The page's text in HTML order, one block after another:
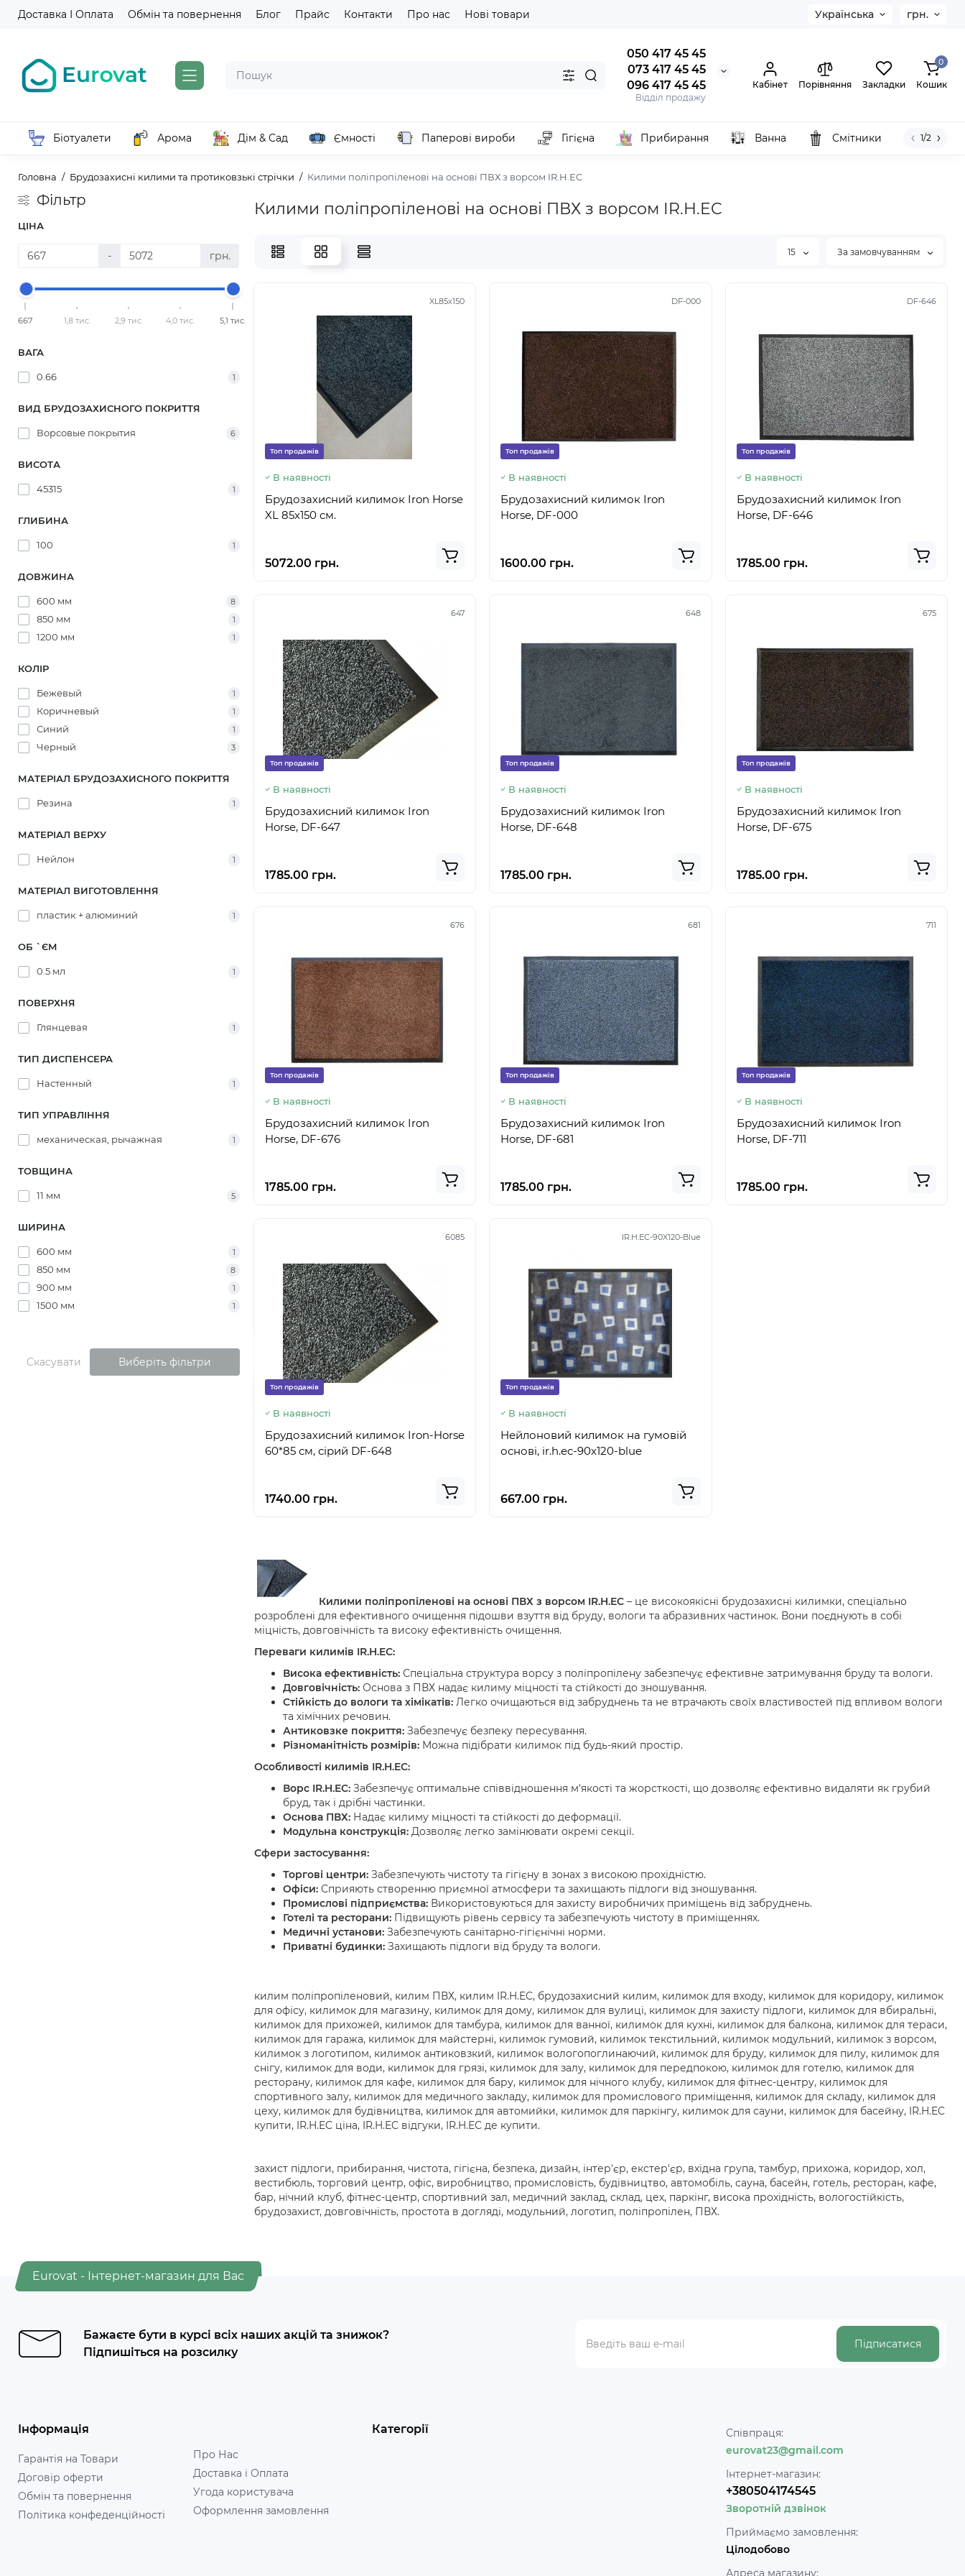
Доставка І Оплата Обмін та повернення Блог Прайс Контакти Про нас Нові товари Українська грн.
050 417 45 45
073 417 45 45
096 417 45 45
Відділ продажу
Кабінет Порівняння Закладки
0
Кошик
Біотуалети Арома Дім & Сад Ємності Паперові вироби Гігієна Прибирання Ванна Смітники 1/2
Головна Брудозахисні килими та протиковзькі стрічки Килими поліпропіленові на основі ПВХ з ворсом IR.H.EC
Фільтр
ЦІНА
- грн.
667 1,8 тис. 2,9 тис. 4,0 тис. 5,1 тис.
ВАГА
0.66 1
ВИД БРУДОЗАХИСНОГО ПОКРИТТЯ
Ворсовые покрытия 6
ВИСОТА
45315 1
ГЛИБИНА
100 1
ДОВЖИНА
600 мм 8
850 мм 1
1200 мм 1
КОЛІР
Бежевый 1
Коричневый 1
Синий 1
Черный 3
МАТЕРІАЛ БРУДОЗАХИСНОГО ПОКРИТТЯ
Резина 1
МАТЕРІАЛ ВЕРХУ
Нейлон 1
МАТЕРІАЛ ВИГОТОВЛЕННЯ
пластик + алюминий 1
ОБ `ЄМ
0.5 мл 1
ПОВЕРХНЯ
Глянцевая 1
ТИП ДИСПЕНСЕРА
Настенный 1
ТИП УПРАВЛІННЯ
механическая, рычажная 1
ТОВЩИНА
11 мм 5
ШИРИНА
600 мм 1
850 мм 8
900 мм 1
1500 мм 1
Скасувати Виберіть фільтри
Килими поліпропіленові на основі ПВХ з ворсом IR.H.EC
15 За замовчуванням
XL85x150
Топ продажів
В наявності
Брудозахисний килимок Iron Horse
XL 85x150 см.
5072.00 грн.
DF-000
Топ продажів
В наявності
Брудозахисний килимок Iron
Horse, DF-000
1600.00 грн.
DF-646
Топ продажів
В наявності
Брудозахисний килимок Iron
Horse, DF-646
1785.00 грн.
647
Топ продажів
В наявності
Брудозахисний килимок Iron
Horse, DF-647
1785.00 грн.
648
Топ продажів
В наявності
Брудозахисний килимок Iron
Horse, DF-648
1785.00 грн.
675
Топ продажів
В наявності
Брудозахисний килимок Iron
Horse, DF-675
1785.00 грн.
676
Топ продажів
В наявності
Брудозахисний килимок Iron
Horse, DF-676
1785.00 грн.
681
Топ продажів
В наявності
Брудозахисний килимок Iron
Horse, DF-681
1785.00 грн.
711
Топ продажів
В наявності
Брудозахисний килимок Iron
Horse, DF-711
1785.00 грн.
6085
Топ продажів
В наявності
Брудозахисний килимок Iron-Horse
60*85 см, сірий DF-648
1740.00 грн.
IR.H.EC-90X120-Blue
Топ продажів
В наявності
Нейлоновий килимок на гумовій
основі, ir.h.ec-90x120-blue
667.00 грн.
Килими поліпропіленові на основі ПВХ з ворсом IR.H.EC– це високоякісні брудозахисні килимки, спеціально
розроблені для ефективного очищення підошви взуття від бруду, вологи та абразивних частинок. Вони поєднують в собі
міцність, довговічність та високу ефективність очищення.
Переваги килимів IR.H.EC:
Висока ефективність:Спеціальна структура ворсу з поліпропілену забезпечує ефективне затримування бруду та вологи.
Довговічність:Основа з ПВХ надає килиму міцності та стійкості до зношування.
Стійкість до вологи та хімікатів:Легко очищаються від забруднень та не втрачають своїх властивостей під впливом вологи
та хімічних речовин.
Антиковзке покриття:Забезпечує безпеку пересування.
Різноманітність розмірів:Можна підібрати килимок під будь-який простір.
Особливості килимів IR.H.EC:
Ворс IR.H.EC:Забезпечує оптимальне співвідношення м'якості та жорсткості, що дозволяє ефективно видаляти як грубий
бруд, так і дрібні частинки.
Основа ПВХ:Надає килиму міцності та стійкості до деформації.
Модульна конструкція:Дозволяє легко замінювати окремі секції.
Сфери застосування:
Торгові центри:Забезпечують чистоту та гігієну в зонах з високою прохідністю.
Офіси:Сприяють створенню приємної атмосфери та захищають підлоги від зношування.
Промислові підприємства:Використовуються для захисту виробничих приміщень від забруднень.
Готелі та ресторани:Підвищують рівень сервісу та забезпечують чистоту в приміщеннях.
Медичні установи:Забезпечують санітарно-гігієнічні норми.
Приватні будинки:Захищають підлоги від бруду та вологи.
килим поліпропіленовий, килим ПВХ, килим IR.H.EC, брудозахисний килим, килимок для входу, килимок для коридору, килимок
для офісу, килимок для магазину, килимок для дому, килимок для вулиці, килимок для захисту підлоги, килимок для вбиральні,
килимок для прихожей, килимок для тамбура, килимок для ванної, килимок для кухні, килимок для балкона, килимок для тераси,
килимок для гаража, килимок для майстерні, килимок гумовий, килимок текстильний, килимок модульний, килимок з ворсом,
килимок з логотипом, килимок антиковзкий, килимок вологопоглинаючий, килимок для бруду, килимок для пилу, килимок для
снігу, килимок для води, килимок для грязі, килимок для залу, килимок для передпокою, килимок для готелю, килимок для
ресторану, килимок для кафе, килимок для бару, килимок для нічного клубу, килимок для фітнес-центру, килимок для
спортивного залу, килимок для медичного закладу, килимок для промислового приміщення, килимок для складу, килимок для
цеху, килимок для будівництва, килимок для автомийки, килимок для паркінгу, килимок для сауни, килимок для басейну, IR.H.EC
купити, IR.H.EC ціна, IR.H.EC відгуки, IR.H.EC де купити.
захист підлоги, прибирання, чистота, гігієна, безпека, дизайн, інтер'єр, екстер'єр, вхідна група, тамбур, прихожа, коридор, хол,
вестибюль, торговий центр, офіс, виробництво, промисловість, будівництво, автомобіль, сауна, басейн, готель, ресторан, кафе,
бар, нічний клуб, фітнес-центр, спортивний зал, медичний заклад, склад, цех, паркінг, висока прохідність, вологостійкість,
брудозахист, довговічність, простота в догляді, модульний, логотип, поліпропілен, ПВХ.
Eurovat - Інтернет-магазин для Вас
Бажаєте бути в курсі всіх наших акцій та знижок?
Підпишіться на розсилку
Підписатися
Інформація
Гарантія на Товари
Договір оферти
Обмін та повернення
Політика конфеденційності
Про Нас
Доставка і Оплата
Угода користувача
Оформлення замовлення
Категорії
Співпраця:
eurovat23@gmail.com
Інтернет-магазин:
+380504174545
Зворотній дзвінок
Приймаємо замовлення:
Цілодобово
Адреса магазину: